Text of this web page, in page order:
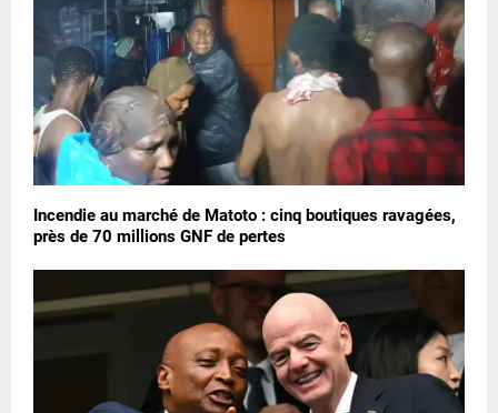
Incendie au marché de Matoto : cinq boutiques ravagées,
près de 70 millions GNF de pertes